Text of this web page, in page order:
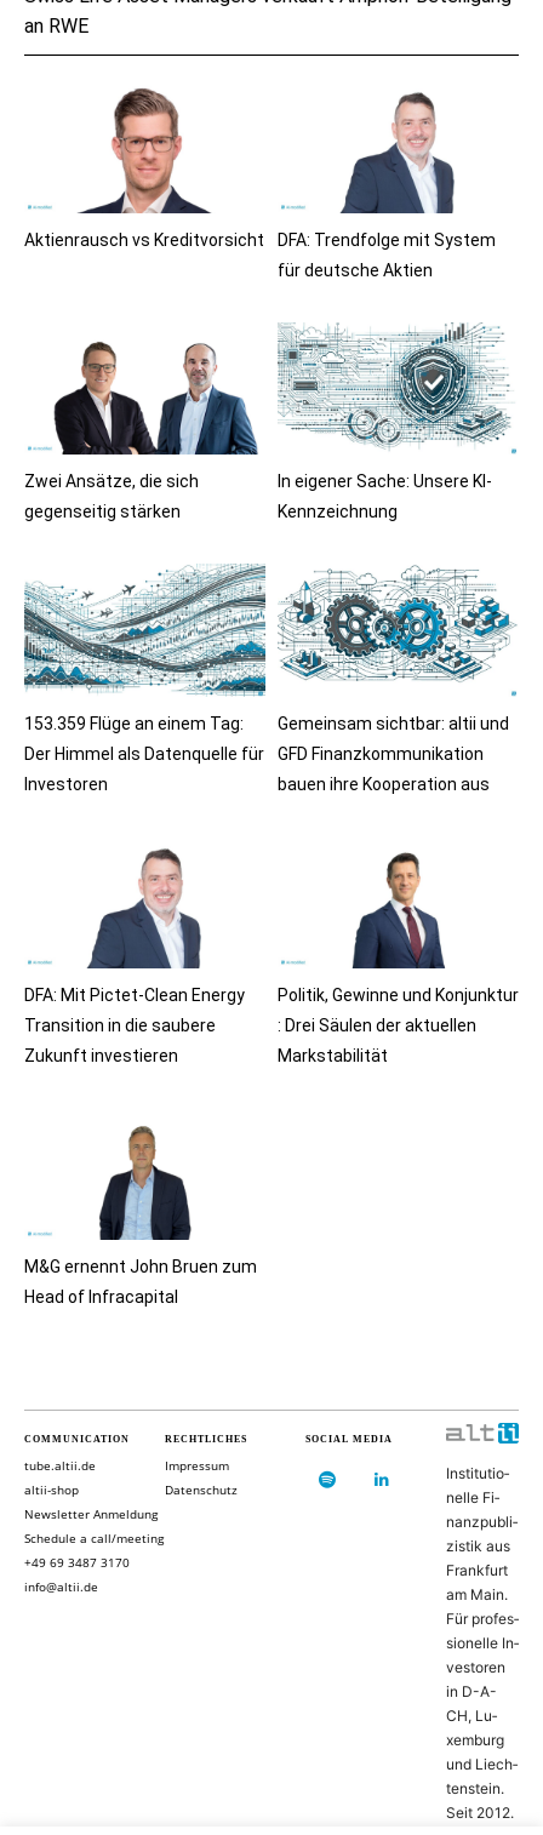
Aktienrausch vs Kreditvorsicht
DFA: Trendfolge mit System
für deutsche Aktien
Zwei Ansätze, die sich
gegenseitig stärken
In eigener Sache: Unsere KI-
Kennzeichnung
153.359 Flüge an einem Tag:
Der Himmel als Datenquelle für
Investoren
Gemeinsam sichtbar: altii und
GFD Finanzkommunikation
bauen ihre Kooperation aus
DFA: Mit Pictet-Clean Energy
Transition in die saubere
Zukunft investieren
Politik, Gewinne und Konjunktur
: Drei Säulen der aktuellen
Markstabilität
M&G ernennt John Bruen zum
Head of Infracapital
an RWE
COMMUNICATION
tube.altii.de
altii-shop
Newsletter Anmeldung
Schedule a call/meeting
+49 69 3487 3170
info@altii.de
RECHTLICHES
Impressum
Datenschutz
SOCIAL MEDIA
In­sti­tu­ti­o­
nel­le Fi­
nanz­pu­bli­
zis­tik aus
Frank­furt
am Main.
Für pro­fes­
si­o­nel­le In­
ves­to­ren
in D-­A­-
CH, Lu­
xem­burg
und Liech­
ten­stein.
Seit 2012.